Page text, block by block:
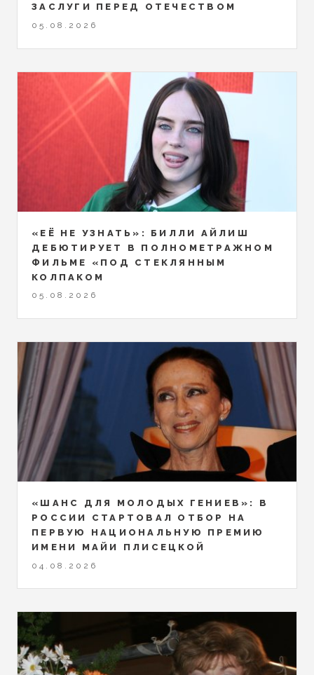
ЗАСЛУГИ ПЕРЕД ОТЕЧЕСТВОМ
05.08.2026
«ЕЁ НЕ УЗНАТЬ»: БИЛЛИ АЙЛИШ
ДЕБЮТИРУЕТ В ПОЛНОМЕТРАЖНОМ
ФИЛЬМЕ «ПОД СТЕКЛЯННЫМ
КОЛПАКОМ
05.08.2026
«ШАНС ДЛЯ МОЛОДЫХ ГЕНИЕВ»: В
РОССИИ СТАРТОВАЛ ОТБОР НА
ПЕРВУЮ НАЦИОНАЛЬНУЮ ПРЕМИЮ
ИМЕНИ МАЙИ ПЛИСЕЦКОЙ
04.08.2026